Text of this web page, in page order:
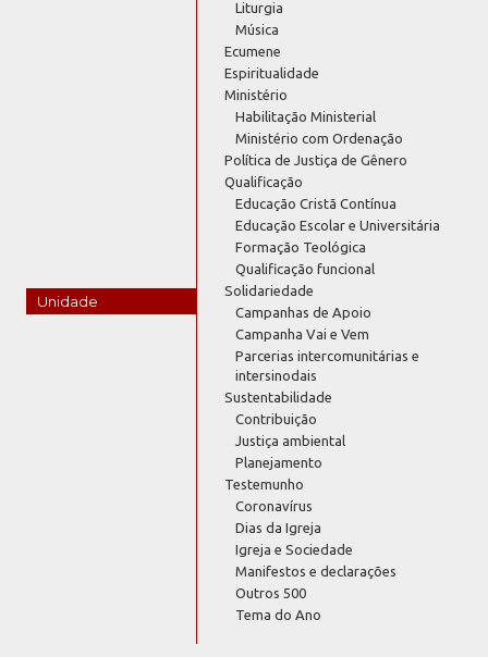
Unidade
Liturgia
Música
Ecumene
Espiritualidade
Ministério
Habilitação Ministerial
Ministério com Ordenação
Política de Justiça de Gênero
Qualificação
Educação Cristã Contínua
Educação Escolar e Universitária
Formação Teológica
Qualificação funcional
Solidariedade
Campanhas de Apoio
Campanha Vai e Vem
Parcerias intercomunitárias e
intersinodais
Sustentabilidade
Contribuição
Justiça ambiental
Planejamento
Testemunho
Coronavírus
Dias da Igreja
Igreja e Sociedade
Manifestos e declarações
Outros 500
Tema do Ano